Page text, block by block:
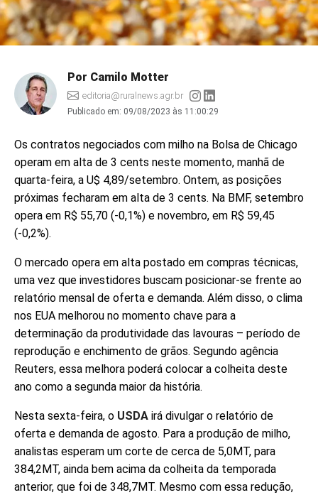
Por Camilo Motter
editoria@ruralnews.agr.br
Publicado em: 09/08/2023 às 11:00:29
Os contratos negociados com milho na Bolsa de Chicago
operam em alta de 3 cents neste momento, manhã de
quarta-feira, a U$ 4,89/setembro. Ontem, as posições
próximas fecharam em alta de 3 cents. Na BMF, setembro
opera em R$ 55,70 (-0,1%) e novembro, em R$ 59,45
(-0,2%).
O mercado opera em alta postado em compras técnicas,
uma vez que investidores buscam posicionar-se frente ao
relatório mensal de oferta e demanda. Além disso, o clima
nos EUA melhorou no momento chave para a
determinação da produtividade das lavouras – período de
reprodução e enchimento de grãos. Segundo agência
Reuters, essa melhora poderá colocar a colheita deste
ano como a segunda maior da história.
Nesta sexta-feira, o USDA irá divulgar o relatório de
oferta e demanda de agosto. Para a produção de milho,
analistas esperam um corte de cerca de 5,0MT, para
384,2MT, ainda bem acima da colheita da temporada
anterior, que foi de 348,7MT. Mesmo com essa redução,